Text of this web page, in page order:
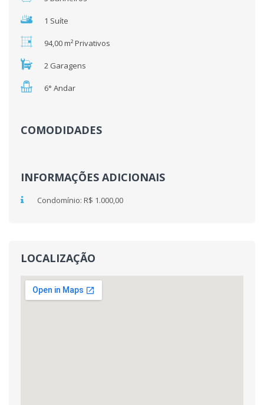
1 Suíte
94,00 m² Privativos
2 Garagens
6° Andar
COMODIDADES
INFORMAÇÕES ADICIONAIS
Condomínio: R$ 1.000,00
LOCALIZAÇÃO